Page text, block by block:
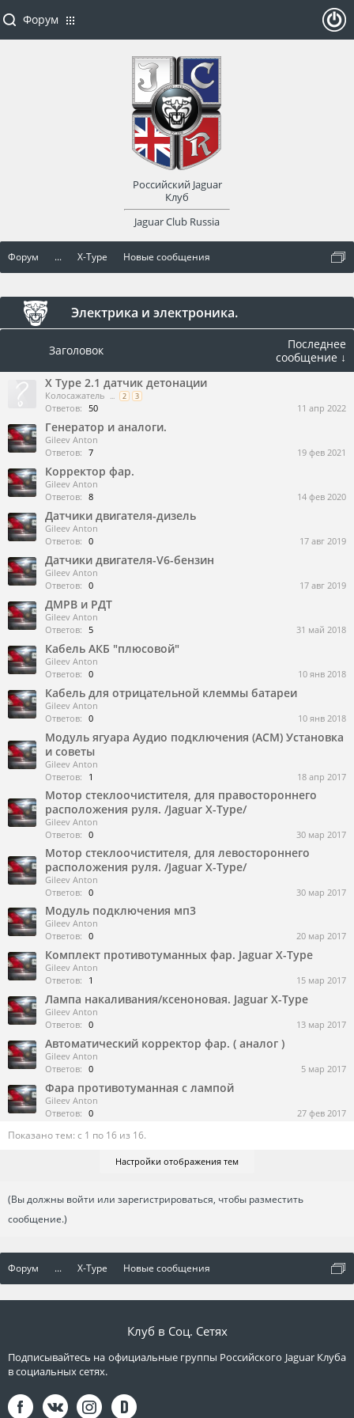
Форум ... X-Type Новые сообщения
Электрика и электроника.
Заголовок
Последнее
сообщение ↓
X Type 2.1 датчик детонации
Колосажатель ... 2 3
Ответов: 50 11 апр 2022
Генератор и аналоги.
Gileev Anton
Ответов: 7 19 фев 2021
Корректор фар.
Gileev Anton
Ответов: 8 14 фев 2020
Датчики двигателя-дизель
Gileev Anton
Ответов: 0 17 авг 2019
Датчики двигателя-V6-бензин
Gileev Anton
Ответов: 0 17 авг 2019
ДМРВ и РДТ
Gileev Anton
Ответов: 5 31 май 2018
Кабель АКБ "плюсовой"
Gileev Anton
Ответов: 0 10 янв 2018
Кабель для отрицательной клеммы батареи
Gileev Anton
Ответов: 0 10 янв 2018
Модуль ягуара Аудио подключения (АСМ) Установка
и советы
Gileev Anton
Ответов:
1 18 апр 2017
Мотор стеклоочистителя, для правостороннего
расположения руля. /Jaguar X-Type/
Gileev Anton
Ответов: 0 30 мар 2017
Мотор стеклоочистителя, для левостороннего
расположения руля. /Jaguar X-Type/
Gileev Anton
Ответов: 0 30 мар 2017
Модуль подключения мп3
Gileev Anton
Ответов: 0 20 мар 2017
Комплект противотуманных фар. Jaguar X-Type
Gileev Anton
Ответов:
1 15 мар 2017
Лампа накаливания/ксеноновая. Jaguar X-Type
Gileev Anton
Ответов: 0 13 мар 2017
Автоматический корректор фар. ( аналог )
Gileev Anton
Ответов: 0 5 мар 2017
Фара противотуманная с лампой
Gileev Anton
Ответов: 0 27 фев 2017
Показано тем: с 1 по 16 из 16.
Настройки отображения тем
(Вы должны войти или зарегистрироваться, чтобы разместить
сообщение.)
Форум ... X-Type Новые сообщения
Форум
Российский Jaguar
Клуб
Jaguar Club Russia
оват
Клуб в Соц. Сетях
Подписывайтесь на официальные группы Российского Jaguar Клуба
в социальных сетях.